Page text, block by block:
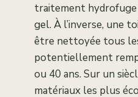
traitement
gel. À l’inverse, une
être nettoyée tous
potentiellement
ou 40 ans. Sur un
matériaux les plus